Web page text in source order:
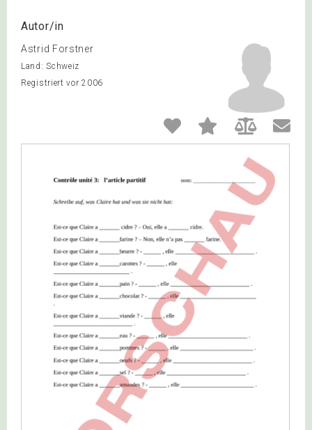
Autor/in
Astrid Forstner
Land: Schweiz
Registriert vor 2006